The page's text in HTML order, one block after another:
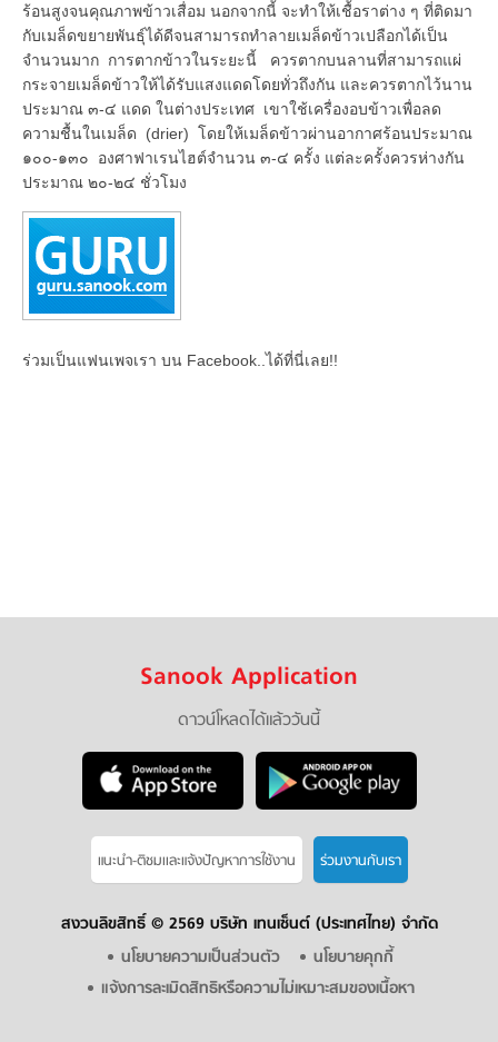
ร้อนสูงจนคุณภาพข้าวเสื่อม นอกจากนี้ จะทำให้เชื้อราต่าง ๆ ที่ติดมา
กับเมล็ดขยายพันธุ์ได้ดีจนสามารถทำลายเมล็ดข้าวเปลือกได้เป็น
จำนวนมาก การตากข้าวในระยะนี้ ควรตากบนลานที่สามารถแผ่
กระจายเมล็ดข้าวให้ได้รับแสงแดดโดยทั่วถึงกัน และควรตากไว้นาน
ประมาณ ๓-๔ แดด ในต่างประเทศ เขาใช้เครื่องอบข้าวเพื่อลด
ความชื้นในเมล็ด (drier) โดยให้เมล็ดข้าวผ่านอากาศร้อนประมาณ
๑๐๐-๑๓๐ องศาฟาเรนไฮต์จำนวน ๓-๔ ครั้ง แต่ละครั้งควรห่างกัน
ประมาณ ๒๐-๒๔ ชั่วโมง
ร่วมเป็นแฟนเพจเรา บน Facebook..ได้ที่นี่เลย!!
Sanook Application
ดาวน์โหลดได้แล้ววันนี้
แนะนำ-ติชมเเละแจ้งปัญหาการใช้งาน ร่วมงานกับเรา
สงวนลิขสิทธิ์ © 2569 บริษัท เทนเซ็นต์ (ประเทศไทย) จำกัด
นโยบายความเป็นส่วนตัว
นโยบายคุกกี้
แจ้งการละเมิดสิทธิหรือความไม่เหมาะสมของเนื้อหา